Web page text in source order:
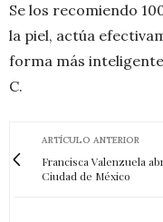
Se los recomiendo
la piel, actúa
forma más
C.
ARTÍCULO ANTERIOR
Francisca Valenzuela
Ciudad de México